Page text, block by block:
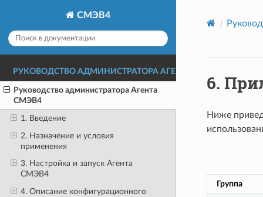
СМЭВ4
РУКОВОДСТВО АДМИНИСТРАТОРА АГЕНТА СМЭВ4
Руководство администратора Агента
СМЭВ4
1. Введение
2. Назначение и условия
применения
3. Настройка и запуск Агента
СМЭВ4
4. Описание конфигурационного
6.
Ниже
Группа